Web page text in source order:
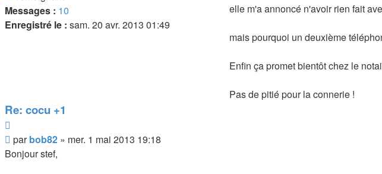
elle m'a annoncé n'avoir rien fait
mais pourquoi un deuxième
Enfin ça promet bientôt chez le
Pas de pitié pour la connerie !
Messages : 10
Enregistré le : sam. 20 avr. 2013 01:49
Re: cocu +1
Message
parbob82 » mer. 1 mai 2013 19:18
Bonjour stef,